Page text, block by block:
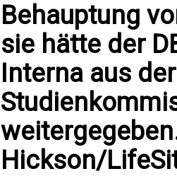
Behauptung
sie hätte der
Interna aus
Hickson/